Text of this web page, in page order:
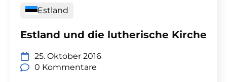
Estland
Estland und die lutherische Kirche
25. Oktober 2016
0 Kommentare